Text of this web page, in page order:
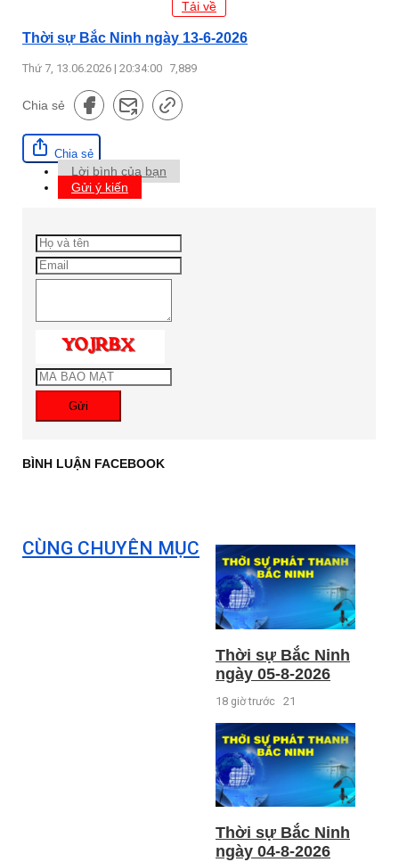
Tải về
Thời sự Bắc Ninh ngày 13-6-2026
Thứ 7, 13.06.2026 | 20:34:00 7,889
Chia sẻ
Chia sẻ
Lời bình của bạn
Gửi ý kiến
Gửi
BÌNH LUẬN FACEBOOK
CÙNG CHUYÊN MỤC
Thời sự Bắc Ninh
ngày 05-8-2026
18 giờ trước 21
Thời sự Bắc Ninh
ngày 04-8-2026